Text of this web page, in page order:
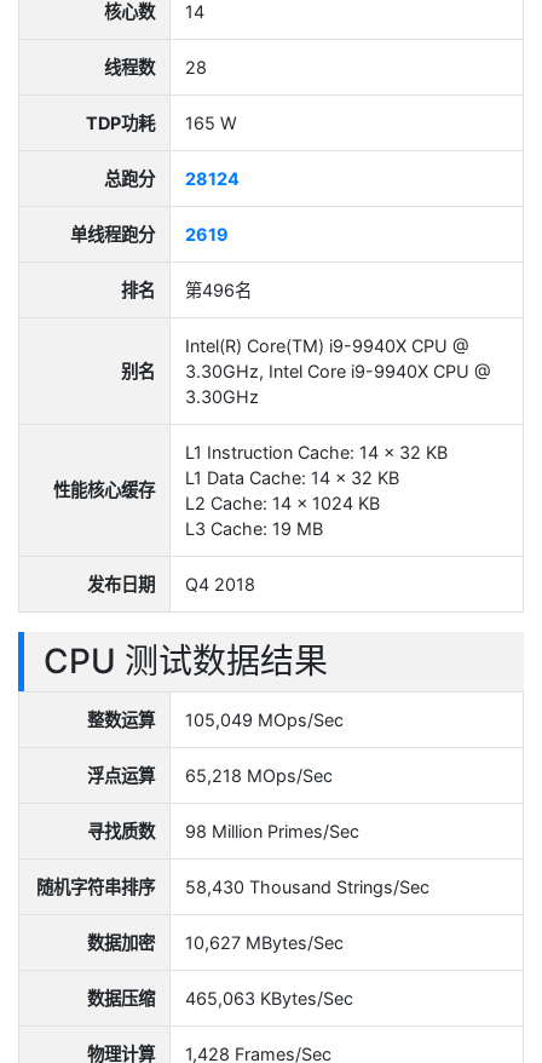
核心数 14
线程数 28
TDP功耗 165 W
总跑分 28124
单线程跑分 2619
排名 第496名
别名
Intel(R) Core(TM) i9-9940X CPU @
3.30GHz, Intel Core i9-9940X CPU @
3.30GHz
性能核心缓存
L1 Instruction Cache: 14 x 32 KB
L1 Data Cache: 14 x 32 KB
L2 Cache: 14 x 1024 KB
L3 Cache: 19 MB
发布日期 Q4 2018
CPU 测试数据结果
整数运算 105,049 MOps/Sec
浮点运算 65,218 MOps/Sec
寻找质数 98 Million Primes/Sec
随机字符串排序 58,430 Thousand Strings/Sec
数据加密 10,627 MBytes/Sec
数据压缩 465,063 KBytes/Sec
物理计算 1,428 Frames/Sec